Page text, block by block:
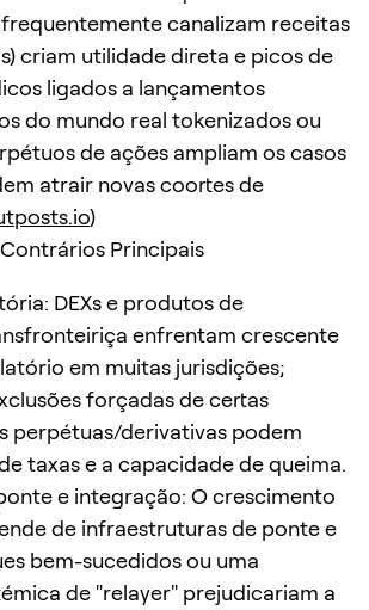
canalizam receitas
criam utilidade direta e picos de
ligados a lançamentos
do mundo real tokenizados ou
de ações ampliam os casos
atrair novas coortes de
)
Principais
DEXs e produtos de
enfrentam crescente
em muitas jurisdições;
forçadas de certas
perpétuas/derivativas podem
taxas e a capacidade de queima.
e integração: O crescimento
de infraestruturas de ponte e
bem-sucedidos ou uma
de "relayer" prejudicariam a